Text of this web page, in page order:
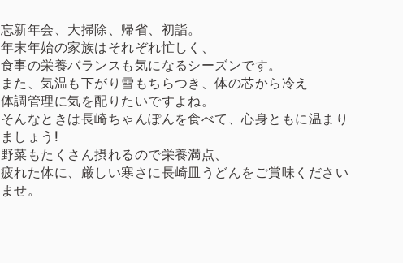
忘新年会、大掃除、帰省、初詣。
年末年始の家族はそれぞれ忙しく、
食事の栄養バランスも気になるシーズンです。
また、気温も下がり雪もちらつき、体の芯から冷え
体調管理に気を配りたいですよね。
そんなときは長崎ちゃんぽんを食べて、心身ともに温まり
ましょう!
野菜もたくさん摂れるので栄養満点、
疲れた体に、厳しい寒さに長崎皿うどんをご賞味ください
ませ。